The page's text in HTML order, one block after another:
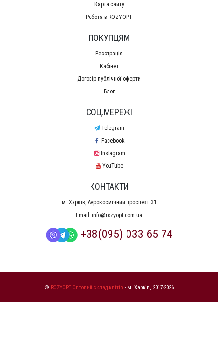
Карта сайту
Робота в ROZYOPT
ПОКУПЦЯМ
Реєстрація
Кабінет
Договір публічної оферти
Блог
СОЦ.МЕРЕЖІ
Telegram
Facebook
Instagram
YouTube
КОНТАКТИ
м. Харків, Аерокосмічний проспект 31
Email: info@rozyopt.com.ua
+38(095) 033 65 74
© ROZYOPT Оптовий склад квітів - м. Харків, 2017-2026